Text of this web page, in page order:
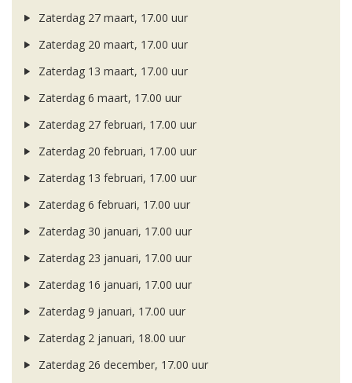
Zaterdag 27 maart, 17.00 uur
Zaterdag 20 maart, 17.00 uur
Zaterdag 13 maart, 17.00 uur
Zaterdag 6 maart, 17.00 uur
Zaterdag 27 februari, 17.00 uur
Zaterdag 20 februari, 17.00 uur
Zaterdag 13 februari, 17.00 uur
Zaterdag 6 februari, 17.00 uur
Zaterdag 30 januari, 17.00 uur
Zaterdag 23 januari, 17.00 uur
Zaterdag 16 januari, 17.00 uur
Zaterdag 9 januari, 17.00 uur
Zaterdag 2 januari, 18.00 uur
Zaterdag 26 december, 17.00 uur